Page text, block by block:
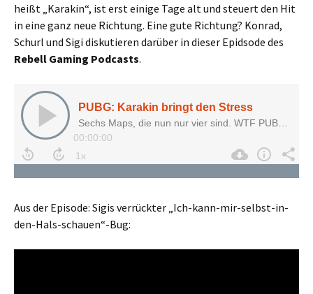
heißt „Karakin“, ist erst einige Tage alt und steuert den Hit
in eine ganz neue Richtung. Eine gute Richtung? Konrad,
Schurl und Sigi diskutieren darüber in dieser Epidsode des
Rebell Gaming Podcasts.
Aus der Episode: Sigis verrückter „Ich-kann-mir-selbst-in-
den-Hals-schauen“-Bug: